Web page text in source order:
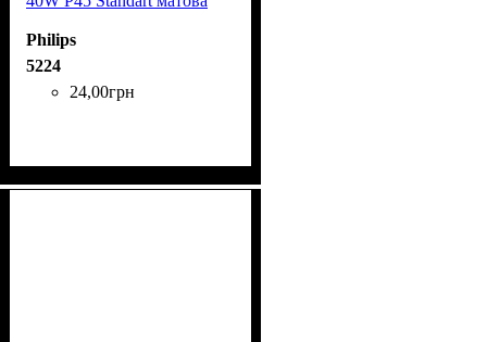
Philips
5224
24,00грн